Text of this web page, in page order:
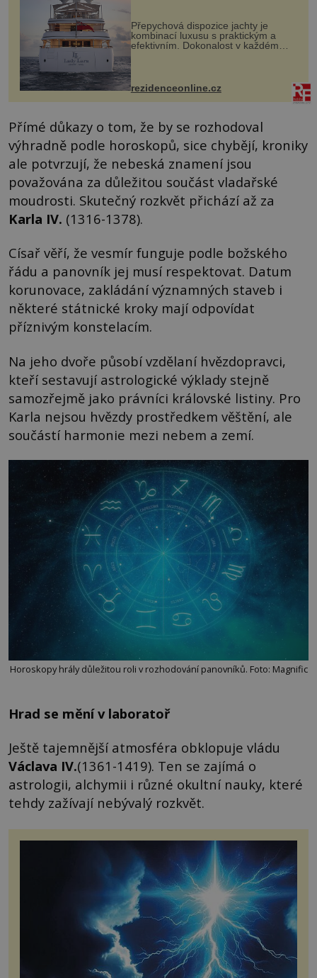
Přepychová dispozice jachty je
kombinací luxusu s praktickým a
efektivním. Dokonalost v každém
detailu představuje značka Fendi
Casa, kterou byly vybaveny její
paluby. Monacký přístav nabízí
každoročn...
rezidenceonline.cz
Přímé důkazy o tom, že by se rozhodoval
výhradně podle horoskopů, sice chybějí, kroniky
ale potvrzují, že nebeská znamení jsou
považována za důležitou součást vladařské
moudrosti. Skutečný rozkvět přichází až za
Karla IV. (1316-1378).
Císař věří, že vesmír funguje podle božského
řádu a panovník jej musí respektovat. Datum
korunovace, zakládání významných staveb i
některé státnické kroky mají odpovídat
příznivým konstelacím.
Na jeho dvoře působí vzdělaní hvězdopravci,
kteří sestavují astrologické výklady stejně
samozřejmě jako právníci královské listiny. Pro
Karla nejsou hvězdy prostředkem věštění, ale
součástí harmonie mezi nebem a zemí.
Horoskopy hrály důležitou roli v rozhodování panovníků. Foto: Magnific
Hrad se mění v laboratoř
Ještě tajemnější atmosféra obklopuje vládu
Václava IV.(1361-1419). Ten se zajímá o
astrologii, alchymii i různé okultní nauky, které
tehdy zažívají nebývalý rozkvět.